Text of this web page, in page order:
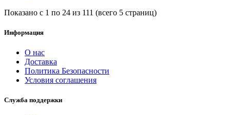
Показано с 1 по 24 из 111 (всего 5 страниц)
Информация
О нас
Доставка
Политика Безопасности
Условия соглашения
Служба поддержки